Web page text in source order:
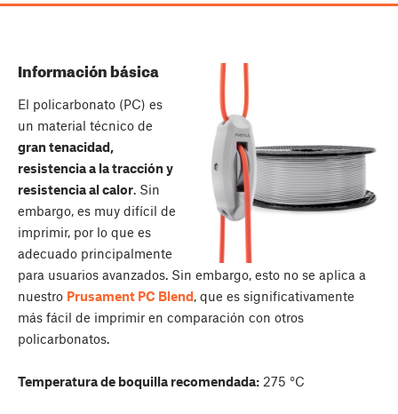
Información básica
El policarbonato (PC) es
un material técnico de
gran tenacidad,
resistencia a la tracción y
resistencia al calor. Sin
embargo, es muy difícil de
imprimir, por lo que es
adecuado principalmente
para usuarios avanzados. Sin embargo, esto no se aplica a
nuestro Prusament PC Blend, que es significativamente
más fácil de imprimir en comparación con otros
policarbonatos.
Temperatura de boquilla recomendada: 275 °C